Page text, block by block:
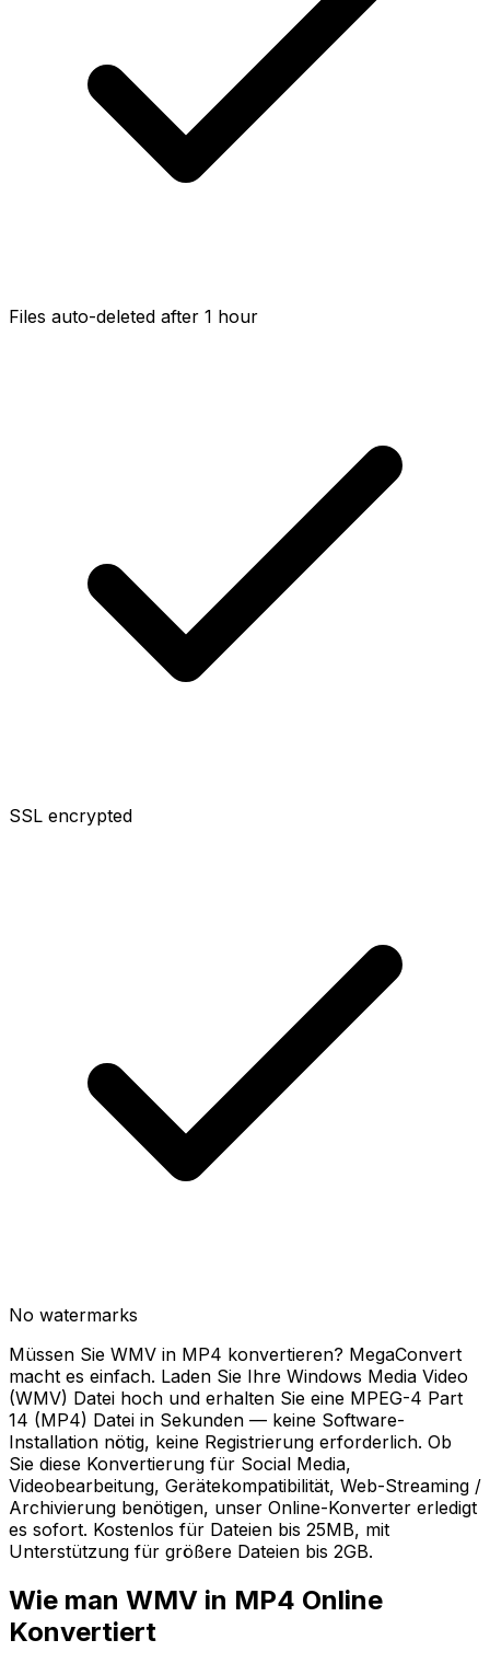
Files auto-deleted after 1 hour
SSL encrypted
No watermarks
Müssen Sie WMV in MP4 konvertieren? MegaConvert
macht es einfach. Laden Sie Ihre Windows Media Video
(WMV) Datei hoch und erhalten Sie eine MPEG-4 Part
14 (MP4) Datei in Sekunden — keine Software-
Installation nötig, keine Registrierung erforderlich. Ob
Sie diese Konvertierung für Social Media,
Videobearbeitung, Gerätekompatibilität, Web-Streaming /
Archivierung benötigen, unser Online-Konverter erledigt
es sofort. Kostenlos für Dateien bis 25MB, mit
Unterstützung für größere Dateien bis 2GB.
Wie man WMV in MP4 Online
Konvertiert